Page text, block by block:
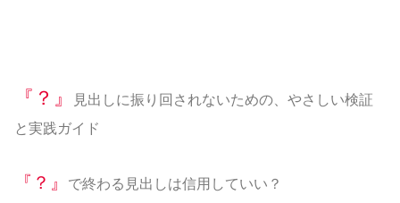
『？』
見出しに振り回されないための、やさしい検証
と実践ガイド
『？』 で終わる見出しは信用していい？